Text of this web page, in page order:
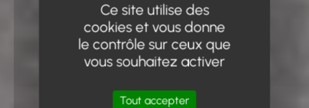
Ce site utilise des
cookies et vous donne
le contrôle sur ceux que
vous souhaitez activer
Tout accepter